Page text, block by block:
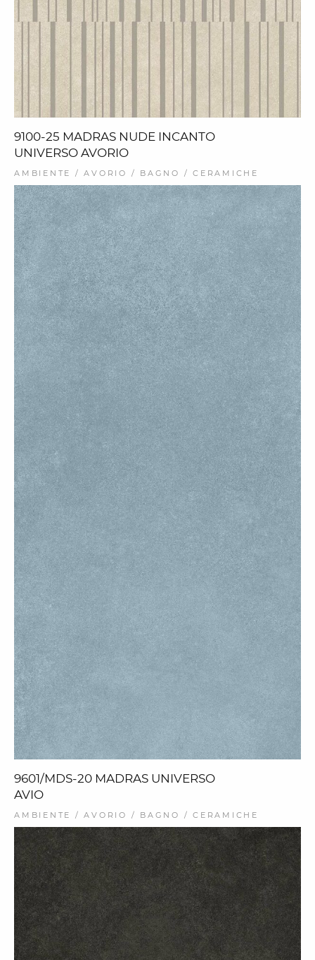
9100-25 MADRAS NUDE INCANTO
UNIVERSO AVORIO
AMBIENTE / AVORIO / BAGNO / CERAMICHE
9601/MDS-20 MADRAS UNIVERSO
AVIO
AMBIENTE / AVORIO / BAGNO / CERAMICHE